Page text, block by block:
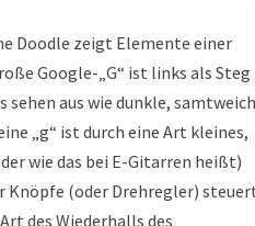
Doodle zeigt Elemente einer
Google-„G“ ist links als Steg
sehen aus wie dunkle,
„g“ ist durch eine Art kleines,
wie das bei E-Gitarren heißt)
(oder Drehregler)
des Wiederhalls des